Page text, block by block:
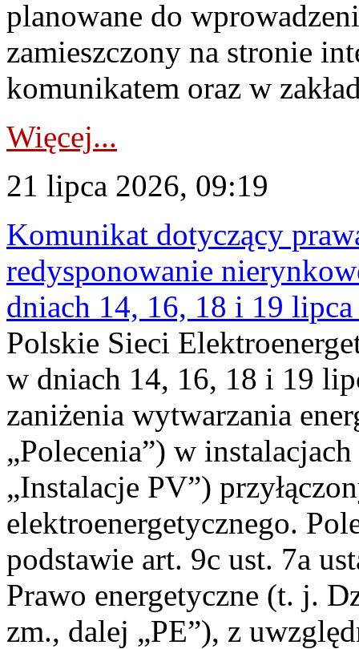
planowane do
zamieszczony na stronie
komunikatem oraz w
Więcej...
21 lipca 2026, 09:19
Komunikat dotyczący
redysponowanie
dniach 14, 16, 18 i 19
Polskie Sieci
w dniach 14, 16, 18 i 19
zaniżenia wytwarzania
„Polecenia”) w
„Instalacje PV”)
elektroenergetycznego.
podstawie art. 9c ust. 7a
Prawo energetyczne (t. j.
zm., dalej „PE”), z